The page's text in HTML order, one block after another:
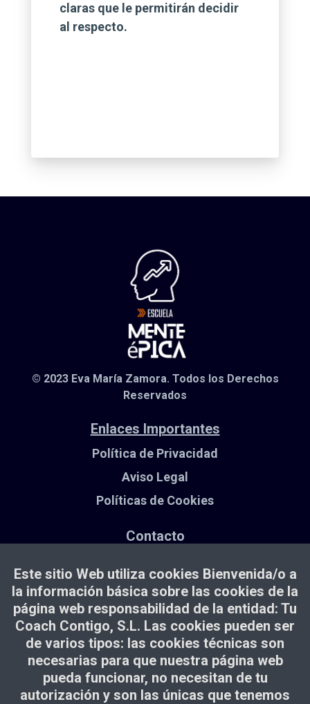
claras que le permitirán decidir
al respecto.
© 2023 Eva María Zamora. Todos los Derechos
Reservados
Enlaces Importantes
Política de Privacidad
Aviso Legal
Políticas de Cookies
Contacto
WhatsApp de contacto: +34 660 08 33 23
Este sitio Web utiliza cookies Bienvenida/o a
la información básica sobre las cookies de la
página web responsabilidad de la entidad: Tu
Coach Contigo, S.L. Las cookies pueden ser
de varios tipos: las cookies técnicas son
necesarias para que nuestra página web
pueda funcionar, no necesitan de tu
autorización y son las únicas que tenemos